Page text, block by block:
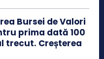
Bursei de Valori
prima dată 100
trecut. Creșterea